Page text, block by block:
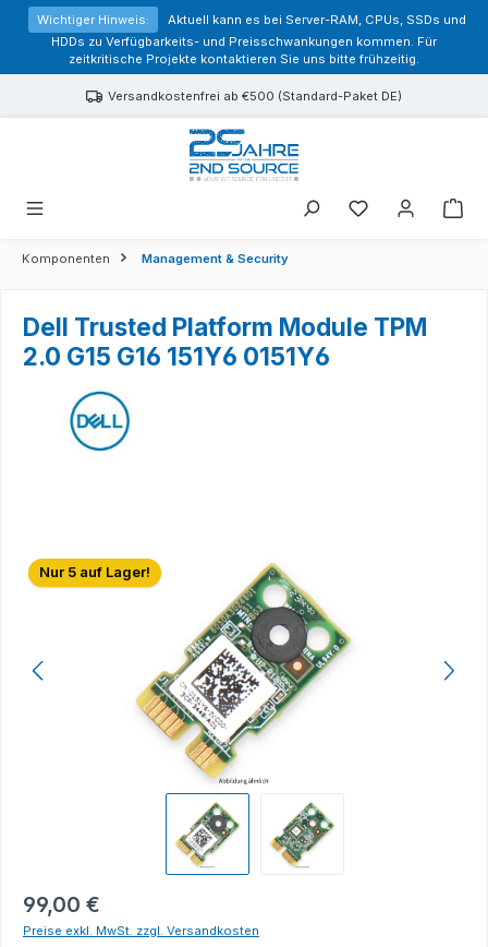
springen
Wichtiger Hinweis:
Aktuell kann es bei Server-RAM, CPUs, SSDs und
HDDs zu Verfügbarkeits- und Preisschwankungen kommen. Für
zeitkritische Projekte kontaktieren Sie uns bitte frühzeitig.
Versandkostenfrei ab €500 (Standard-Paket DE)
Sie haben 0
Komponenten Management & Security
Dell Trusted Platform Module TPM
2.0 G15 G16 151Y6 0151Y6
Bildergalerie überspringen
Nur 5 auf Lager!
99,00 €
Preise exkl. MwSt. zzgl. Versandkosten